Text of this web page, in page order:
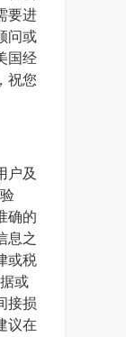
要进
问或
国经
祝您
户及
确的
息之
或税
或
接损
议在